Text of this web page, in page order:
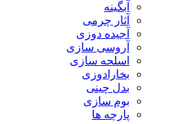
آبگینه
آثار چرمی
آجیده دوزی
آروسی سازی
اسلحه سازی
بخارادوزی
بدل چینی
بوم سازی
پارچه ها